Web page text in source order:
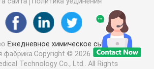
добавки
лабораторные бутылки
Ежедневное химическое сырье
фабрика.Copyright © 2026 Chengdu
Technology Co., Ltd.. All Rights